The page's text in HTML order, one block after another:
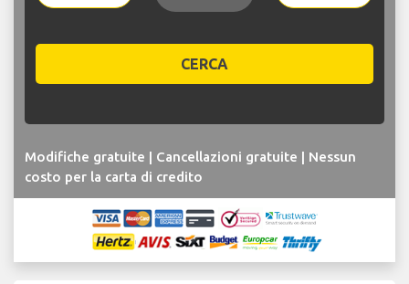
CERCA
Modifiche gratuite | Cancellazioni gratuite | Nessun
costo per la carta di credito